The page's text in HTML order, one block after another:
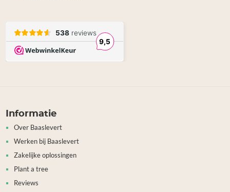
Informatie
Over Baaslevert
Werken bij Baaslevert
Zakelijke oplossingen
Plant a tree
Reviews